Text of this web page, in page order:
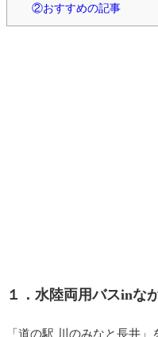
②おすすめの記事
１．水陸両用バスinな
「道の駅 川のみなと長井